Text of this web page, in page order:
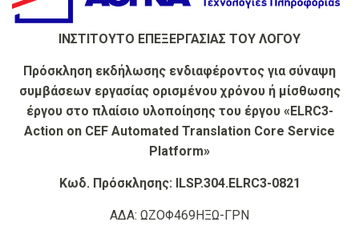
ΙΝΣΤΙΤΟΥΤΟ ΕΠΕΞΕΡΓΑΣΙΑΣ ΤΟΥ ΛΟΓΟΥ
Πρόσκληση εκδήλωσης ενδιαφέροντος για σύναψη
συμβάσεων εργασίας ορισμένου χρόνου ή μίσθωσης
έργου στο πλαίσιο υλοποίησης του έργου «ELRC3-
Action on CEF Automated Translation Core Service
Platform»
Κωδ. Πρόσκλησης: ILSP.304.ELRC3-0821
ΑΔΑ: ΩΖΟΦ469ΗΞΩ-ΓΡΝ